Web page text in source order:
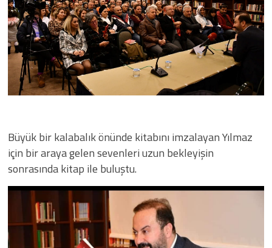
Büyük bir kalabalık önünde kitabını imzalayan Yılmaz
için bir araya gelen sevenleri uzun bekleyişin
sonrasında kitap ile buluştu.